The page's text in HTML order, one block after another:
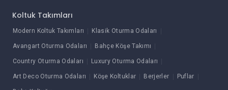
Koltuk Takımları
Modern Koltuk Takımları Klasik Oturma Odaları
Avangart Oturma Odaları Bahçe Köşe Takımı
Country Oturma Odaları Luxury Oturma Odaları
Art Deco Oturma Odaları Köşe Koltuklar Berjerler Puflar